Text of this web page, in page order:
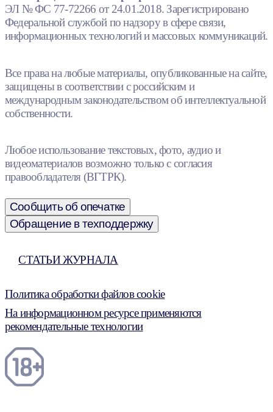
ЭЛ № ФС 77-72266 от 24.01.2018. Зарегистрировано
Федеральной службой по надзору в сфере связи,
информационных технологий и массовых коммуникаций.
Все права на любые материалы, опубликованные на сайте,
защищены в соответствии с российским и
международным законодательством об интеллектуальной
собственности.
Любое использование текстовых, фото, аудио и
видеоматериалов возможно только с согласия
правообладателя (ВГТРК).
Сообщить об опечатке
Обращение в техподдержку
СТАТЬИ ЖУРНАЛА
Политика обработки файлов cookie
На информационном ресурсе применяются
рекомендательные технологии